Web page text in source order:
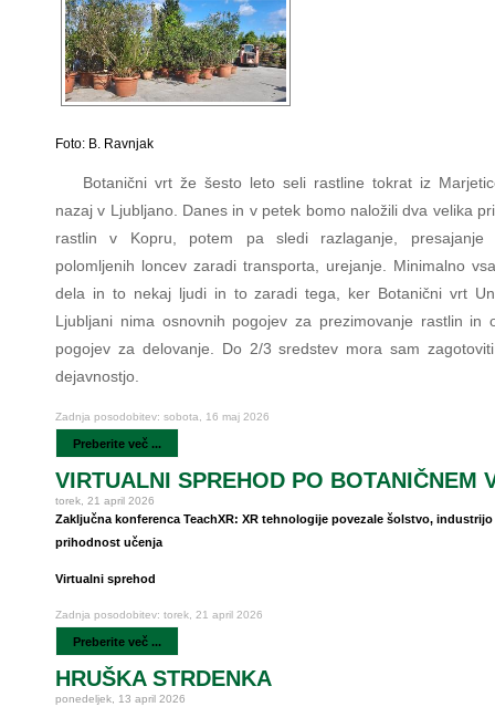
Foto: B. Ravnjak
Botanični vrt že šesto leto seli rastline tokrat iz
nazaj v Ljubljano. Danes in v petek bomo naložili dva velika
rastlin v Kopru, potem pa sledi razlaganje, presajanje
polomljenih loncev zaradi transporta, urejanje. Minimalno
dela in to nekaj ljudi in to zaradi tega, ker Botanični vrt
Ljubljani nima osnovnih pogojev za prezimovanje rastlin in
pogojev za delovanje. Do 2/3 sredstev mora sam
dejavnostjo.
Zadnja posodobitev: sobota, 16 maj 2026
Preberite več ...
VIRTUALNI SPREHOD PO BOTANIČNEM
torek, 21 april 2026
Zaključna konferenca TeachXR: XR tehnologije povezale šolstvo,
prihodnost učenja
Virtualni sprehod
Zadnja posodobitev: torek, 21 april 2026
Preberite več ...
HRUŠKA STRDENKA
ponedeljek, 13 april 2026